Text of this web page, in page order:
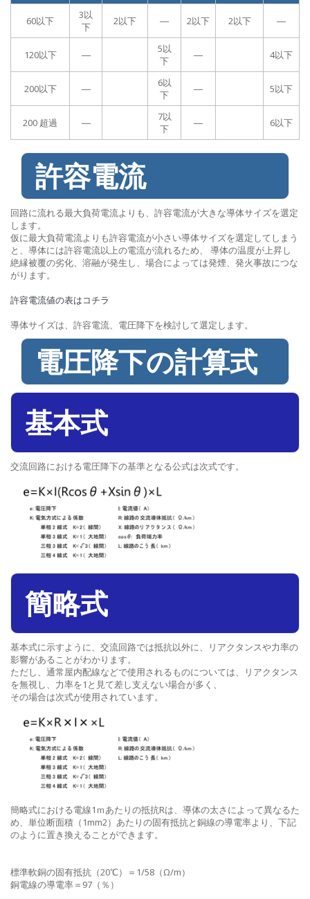
60以下
3以
下
2以下 ― 2以下 2以下 ―
120以下 ―
5以
下
― 4以下
200以下 ―
6以
下
― 5以下
200 超過 ―
7以
下
― 6以下
許容電流
回路に流れる最大負荷電流よりも、許容電流が大きな導体サイズを選定
します。
仮に最大負荷電流よりも許容電流が小さい導体サイズを選定してしまう
と、導体には許容電流以上の電流が流れるため、 導体の温度が上昇し
絶縁被覆の劣化、溶融が発生し、場合によっては発煙、発火事故につな
がります。
許容電流値の表はコチラ
導体サイズは、許容電流、電圧降下を検討して選定します。
電圧降下の計算式
基本式
交流回路における電圧降下の基準となる公式は次式です。
簡略式
基本式に示すように、交流回路では抵抗以外に、リアクタンスや力率の
影響があることがわかります。
ただし、通常屋内配線などで使用されるものについては、リアクタンス
を無視し、力率を1と見て差し支えない場合が多く、
その場合は次式が使用されています。
簡略式における電線1ｍあたりの抵抗Rは、導体の太さによって異なるた
め、単位断面積（1mm2）あたりの固有抵抗と銅線の導電率より、下記
のように置き換えることができます。
標準軟銅の固有抵抗（20℃）＝1/58（Ω/m）
銅電線の導電率＝97（％）